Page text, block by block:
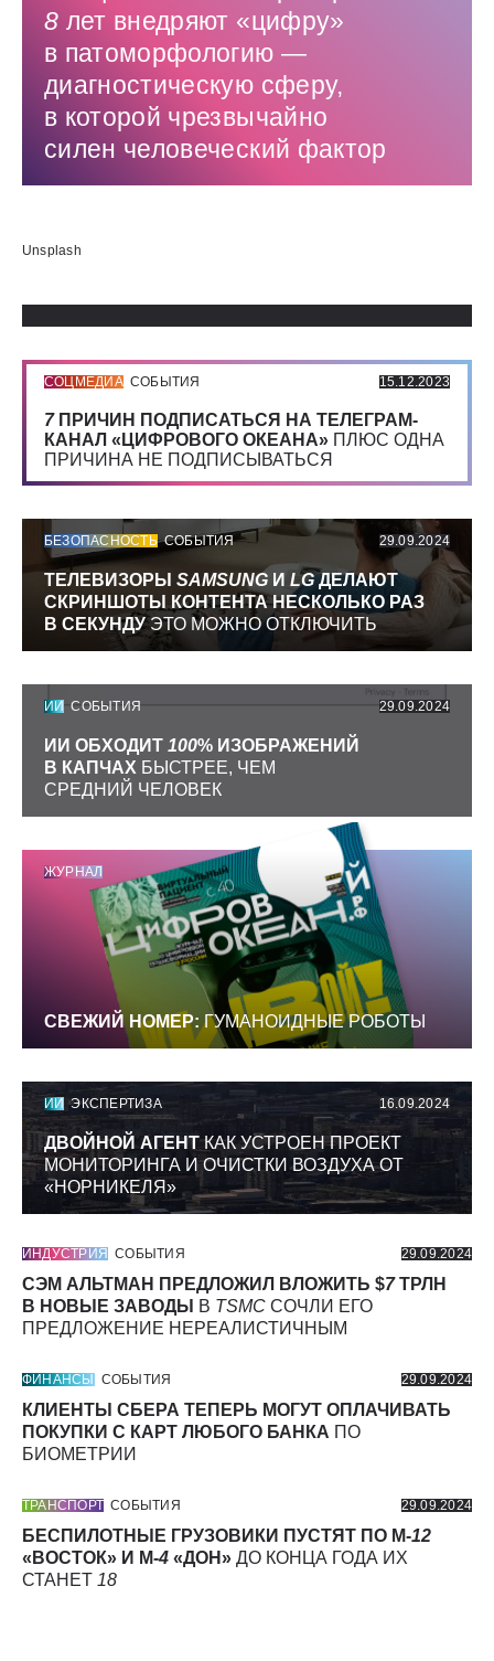
8 лет внедряют «цифру»
в патоморфологию — ​
диагностическую сферу,
в которой чрезвычайно
силен человеческий фактор
Использованные источники:
Unsplash
СОЦМЕДИА СОБЫТИЯ 15.12.2023
7 ПРИЧИН ПОДПИСАТЬСЯ НА ТЕЛЕГРАМ-
КАНАЛ «ЦИФРОВОГО ОКЕАНА» ПЛЮС ОДНА
ПРИЧИНА НЕ ПОДПИСЫВАТЬСЯ
БЕЗОПАСНОСТЬ СОБЫТИЯ 29.09.2024
ТЕЛЕВИЗОРЫ SAMSUNG И LGДЕЛАЮТ
СКРИНШОТЫ КОНТЕНТА НЕСКОЛЬКО РАЗ
В СЕКУНДУЭТО МОЖНО ОТКЛЮЧИТЬ
ИИ СОБЫТИЯ 29.09.2024
ИИ ОБХОДИТ 100% ИЗОБРАЖЕНИЙ
В КАПЧАХ БЫСТРЕЕ, ЧЕМ
СРЕДНИЙ ЧЕЛОВЕК
ЖУРНАЛ
СВЕЖИЙ НОМЕР: ГУМАНОИДНЫЕ РОБОТЫ
ИИ ЭКСПЕРТИЗА 16.09.2024
ДВОЙНОЙ АГЕНТКАК УСТРОЕН ПРОЕКТ
МОНИТОРИНГА И ОЧИСТКИ ВОЗДУХА ОТ
«НОРНИКЕЛЯ»
ИНДУСТРИЯ СОБЫТИЯ 29.09.2024
СЭМ АЛЬТМАН ПРЕДЛОЖИЛ ВЛОЖИТЬ $7ТРЛН
В НОВЫЕ ЗАВОДЫ
В TSMC СОЧЛИ ЕГО
ПРЕДЛОЖЕНИЕ НЕРЕАЛИСТИЧНЫМ
ФИНАНСЫ СОБЫТИЯ 29.09.2024
КЛИЕНТЫ СБЕРА ТЕПЕРЬ МОГУТ ОПЛАЧИВАТЬ
ПОКУПКИ С КАРТ ЛЮБОГО БАНКА ПО
БИОМЕТРИИ
ТРАНСПОРТ СОБЫТИЯ 29.09.2024
БЕСПИЛОТНЫЕ ГРУЗОВИКИ ПУСТЯТ ПО М-12
«ВОСТОК» И М-4 «ДОН» ДО КОНЦА ГОДА ИХ
СТАНЕТ 18